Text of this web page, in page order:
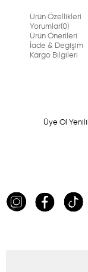
Ürün Özellikleri
Yorumlar(0)
Ürün Önerileri
İade & Degişim
Kargo Bilgileri
Üye Ol